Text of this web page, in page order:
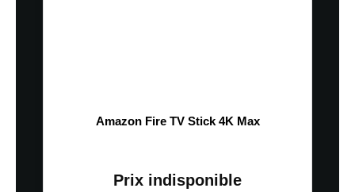
Amazon Fire TV Stick 4K Max
Prix indisponible